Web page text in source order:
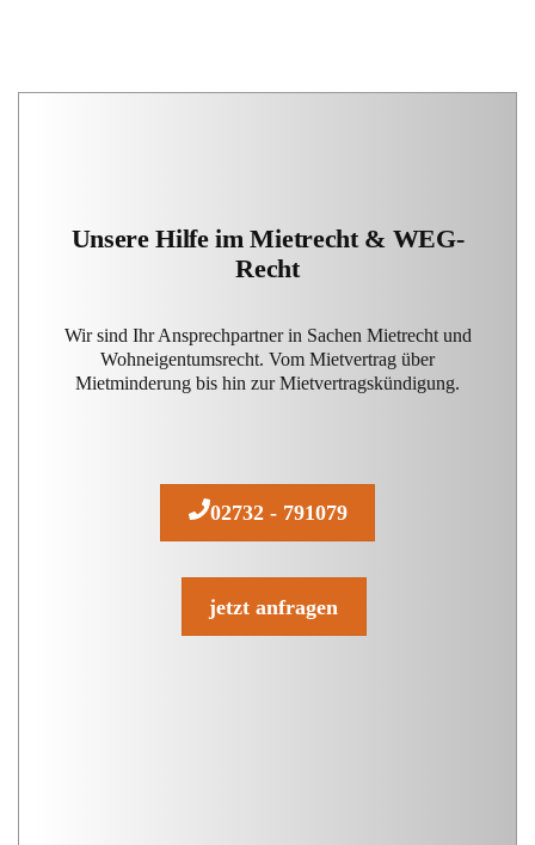
Unsere Hilfe im Mietrecht & WEG-
Recht
Wir sind Ihr Ansprechpartner in Sachen Mietrecht und
Wohneigentumsrecht. Vom Mietvertrag über
Mietminderung bis hin zur Mietvertragskündigung.
02732 - 791079
jetzt anfragen